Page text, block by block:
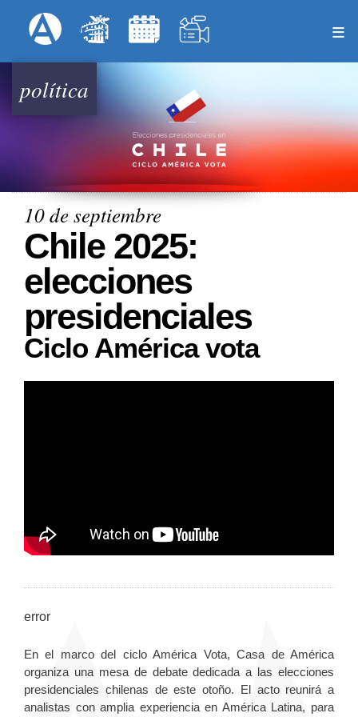
al
Menú Superior
política
10 de septiembre
Chile 2025:
elecciones
presidenciales
Ciclo América vota
error
En el marco del ciclo América Vota, Casa de América
organiza una mesa de debate dedicada a las elecciones
presidenciales chilenas de este otoño. El acto reunirá a
analistas con amplia experiencia en América Latina, para